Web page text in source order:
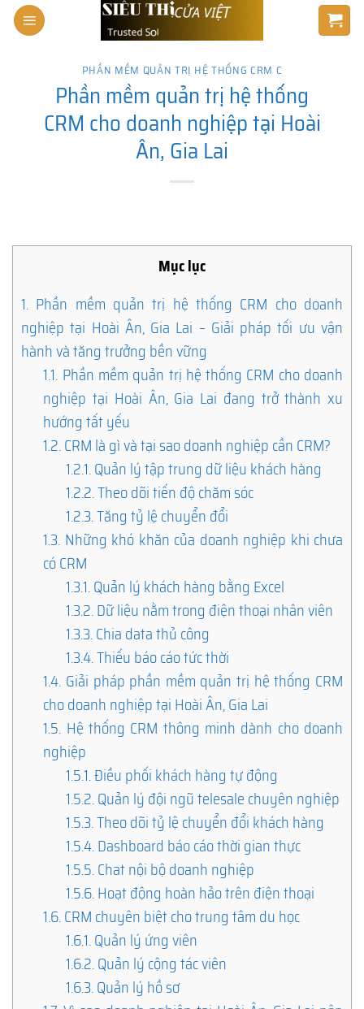
Skip
PHẦN MỀM QUẢN TRỊ HỆ THỐNG CRM C
Phần mềm quản trị hệ thống
CRM cho doanh nghiệp tại Hoài
Ân, Gia Lai
Mục lục
1. Phần mềm quản trị hệ thống CRM cho doanh
nghiệp tại Hoài Ân, Gia Lai – Giải pháp tối ưu vận
hành và tăng trưởng bền vững
1.1. Phần mềm quản trị hệ thống CRM cho doanh
nghiệp tại Hoài Ân, Gia Lai đang trở thành xu
hướng tất yếu
1.2.CRM là gì và tại sao doanh nghiệp cần CRM?
1.2.1.Quản lý tập trung dữ liệu khách hàng
1.2.2.Theo dõi tiến độ chăm sóc
1.2.3.Tăng tỷ lệ chuyển đổi
1.3. Những khó khăn của doanh nghiệp khi chưa
có CRM
1.3.1.Quản lý khách hàng bằng Excel
1.3.2.Dữ liệu nằm trong điện thoại nhân viên
1.3.3.Chia data thủ công
1.3.4.Thiếu báo cáo tức thời
1.4. Giải pháp phần mềm quản trị hệ thống CRM
cho doanh nghiệp tại Hoài Ân, Gia Lai
1.5. Hệ thống CRM thông minh dành cho doanh
nghiệp
1.5.1.Điều phối khách hàng tự động
1.5.2.Quản lý đội ngũ telesale chuyên nghiệp
1.5.3.Theo dõi tỷ lệ chuyển đổi khách hàng
1.5.4.Dashboard báo cáo thời gian thực
1.5.5.Chat nội bộ doanh nghiệp
1.5.6.Hoạt động hoàn hảo trên điện thoại
1.6.CRM chuyên biệt cho trung tâm du học
1.6.1.Quản lý ứng viên
1.6.2.Quản lý cộng tác viên
1.6.3.Quản lý hồ sơ